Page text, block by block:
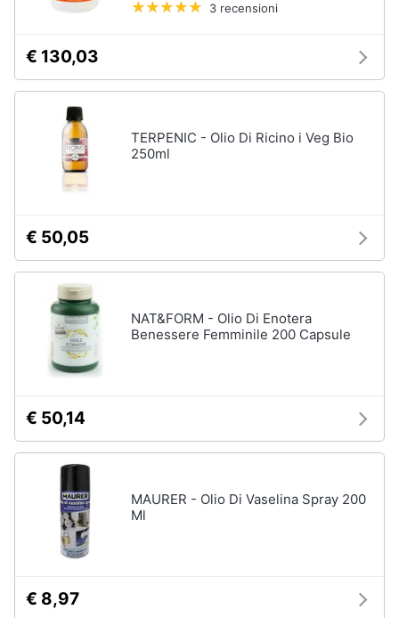
3 recensioni
€ 130,03
TERPENIC - Olio Di Ricino i Veg Bio
250ml
€ 50,05
NAT&FORM - Olio Di Enotera
Benessere Femminile 200 Capsule
€ 50,14
MAURER - Olio Di Vaselina Spray 200
Ml
€ 8,97